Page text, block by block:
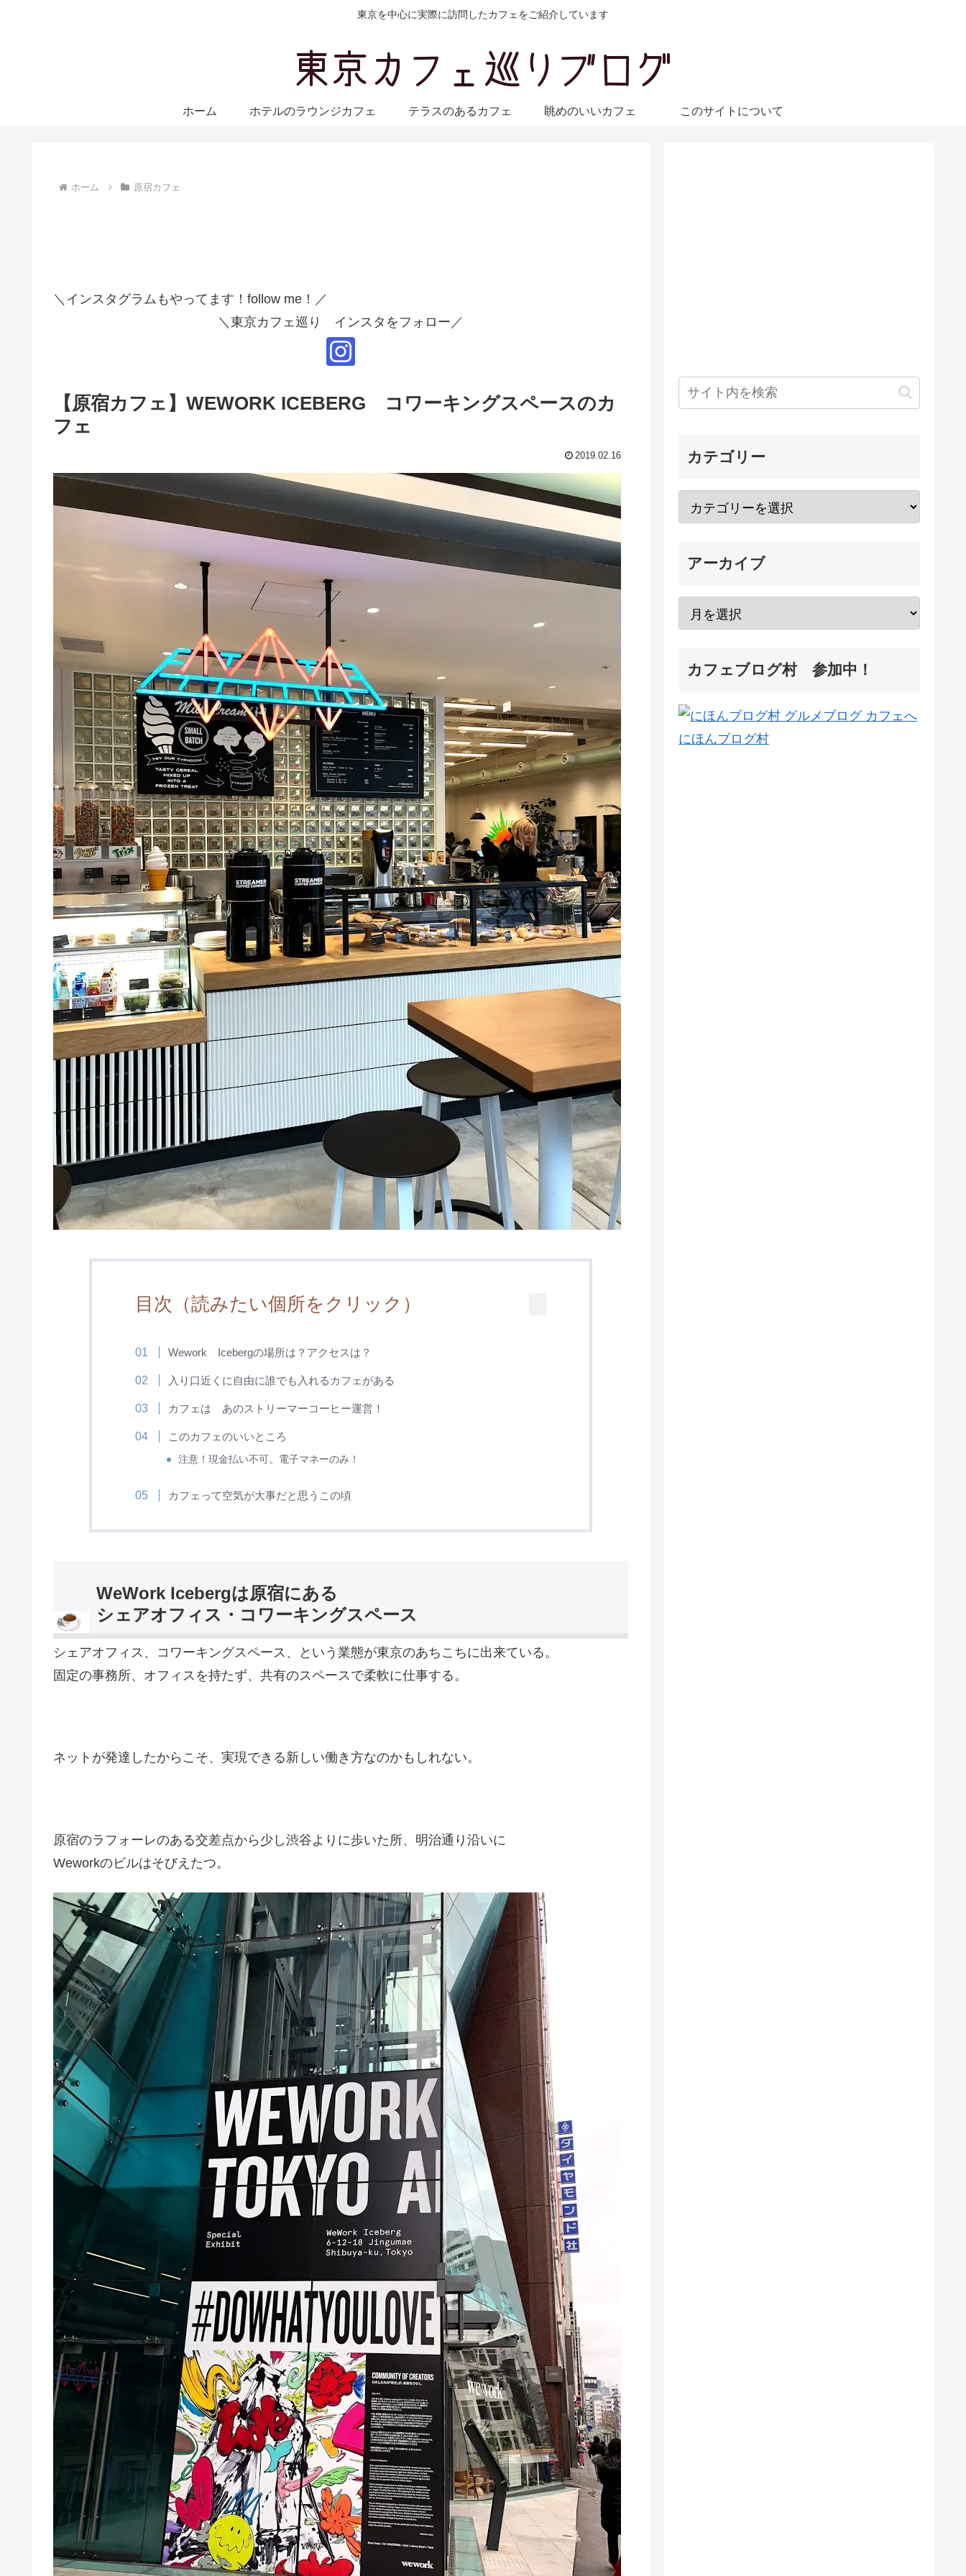
東京を中心に実際に訪問したカフェをご紹介しています
ホーム ホテルのラウンジカフェ テラスのあるカフェ 眺めのいいカフェ このサイトについて
ホーム 原宿カフェ
＼インスタグラムもやってます！follow me！／
＼東京カフェ巡り インスタをフォロー／
【原宿カフェ】WEWORK ICEBERG コワーキングスペースのカ
フェ
2019.02.16
目次（読みたい個所をクリック）
Wework Icebergの場所は？アクセスは？
入り口近くに自由に誰でも入れるカフェがある
カフェは あのストリーマーコーヒー運営！
このカフェのいいところ
注意！現金払い不可。電子マネーのみ！
カフェって空気が大事だと思うこの頃
WeWork Icebergは原宿にある
シェアオフィス・コワーキングスペース
シェアオフィス、コワーキングスペース、という業態が東京のあちこちに出来ている。
固定の事務所、オフィスを持たず、共有のスペースで柔軟に仕事する。
ネットが発達したからこそ、実現できる新しい働き方なのかもしれない。
原宿のラフォーレのある交差点から少し渋谷よりに歩いた所、明治通り沿いに
Weworkのビルはそびえたつ。
カテゴリー
アーカイブ
カフェブログ村 参加中！
にほんブログ村